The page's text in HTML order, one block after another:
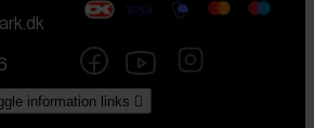
information links 